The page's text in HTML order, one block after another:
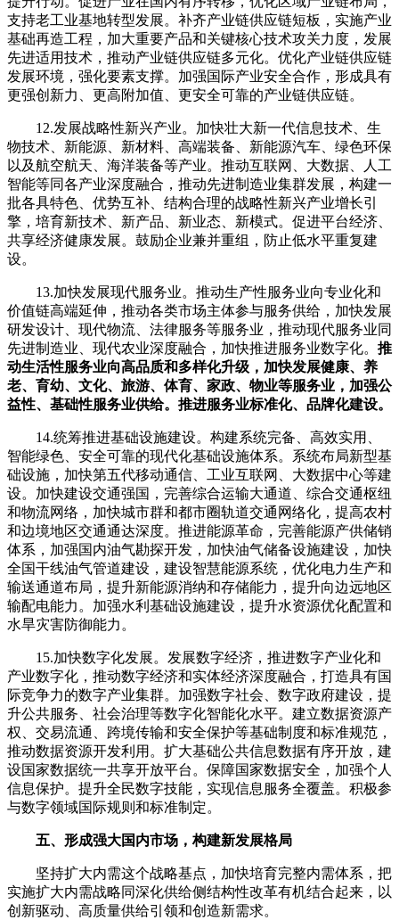
支持老工业基地转型发展。补齐产业链供应链短板，实施产业
基础再造工程，加大重要产品和关键核心技术攻关力度，发展
先进适用技术，推动产业链供应链多元化。优化产业链供应链
发展环境，强化要素支撑。加强国际产业安全合作，形成具有
更强创新力、更高附加值、更安全可靠的产业链供应链。
12.发展战略性新兴产业。加快壮大新一代信息技术、生
物技术、新能源、新材料、高端装备、新能源汽车、绿色环保
以及航空航天、海洋装备等产业。推动互联网、大数据、人工
智能等同各产业深度融合，推动先进制造业集群发展，构建一
批各具特色、优势互补、结构合理的战略性新兴产业增长引
擎，培育新技术、新产品、新业态、新模式。促进平台经济、
共享经济健康发展。鼓励企业兼并重组，防止低水平重复建
设。
13.加快发展现代服务业。推动生产性服务业向专业化和
价值链高端延伸，推动各类市场主体参与服务供给，加快发展
研发设计、现代物流、法律服务等服务业，推动现代服务业同
先进制造业、现代农业深度融合，加快推进服务业数字化。 推
动生活性服务业向高品质和多样化升级，加快发展健康、养
老、育幼、文化、旅游、体育、家政、物业等服务业，加强公
益性、基础性服务业供给。推进服务业标准化、品牌化建设。
14.统筹推进基础设施建设。构建系统完备、高效实用、
智能绿色、安全可靠的现代化基础设施体系。系统布局新型基
础设施，加快第五代移动通信、工业互联网、大数据中心等建
设。加快建设交通强国，完善综合运输大通道、综合交通枢纽
和物流网络，加快城市群和都市圈轨道交通网络化，提高农村
和边境地区交通通达深度。推进能源革命，完善能源产供储销
体系，加强国内油气勘探开发，加快油气储备设施建设，加快
全国干线油气管道建设，建设智慧能源系统，优化电力生产和
输送通道布局，提升新能源消纳和存储能力，提升向边远地区
输配电能力。加强水利基础设施建设，提升水资源优化配置和
水旱灾害防御能力。
15.加快数字化发展。发展数字经济，推进数字产业化和
产业数字化，推动数字经济和实体经济深度融合，打造具有国
际竞争力的数字产业集群。加强数字社会、数字政府建设，提
升公共服务、社会治理等数字化智能化水平。建立数据资源产
权、交易流通、跨境传输和安全保护等基础制度和标准规范，
推动数据资源开发利用。扩大基础公共信息数据有序开放，建
设国家数据统一共享开放平台。保障国家数据安全，加强个人
信息保护。提升全民数字技能，实现信息服务全覆盖。积极参
与数字领域国际规则和标准制定。
五、形成强大国内市场，构建新发展格局
坚持扩大内需这个战略基点，加快培育完整内需体系，把
实施扩大内需战略同深化供给侧结构性改革有机结合起来，以
创新驱动、高质量供给引领和创造新需求。